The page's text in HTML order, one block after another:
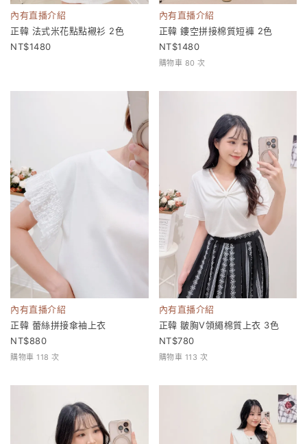
內有直播介紹
正韓 法式米花點點襯衫 2色
1480
內有直播介紹
正韓 鏤空拼接棉質短褲 2色
1480
購物車 80 次
內有直播介紹
正韓 蕾絲拼接傘袖上衣
880
購物車 118 次
內有直播介紹
正韓 皺胸V領繩棉質上衣 3色
780
購物車 113 次